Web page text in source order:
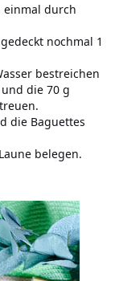
einmal durch
nochmal 1
bestreichen
die 70 g
die Baguettes
belegen.